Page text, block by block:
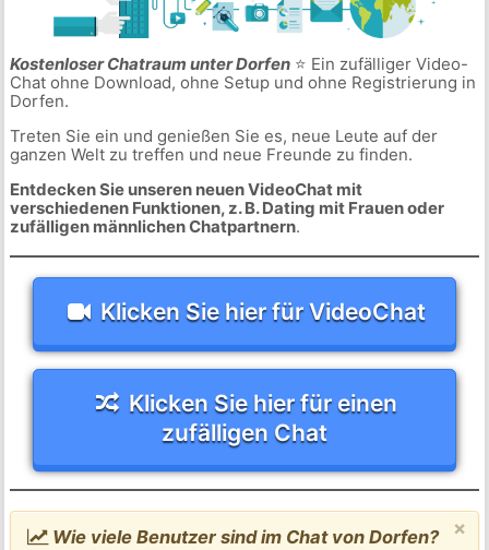
Kostenloser Chatraum unter Dorfen⭐ Ein zufälliger Video-
Chat ohne Download, ohne Setup und ohne Registrierung in
Dorfen.
Treten Sie ein und genießen Sie es, neue Leute auf der
ganzen Welt zu treffen und neue Freunde zu finden.
Entdecken Sie unseren neuen VideoChat mit
verschiedenen Funktionen, z. B. Dating mit Frauen oder
zufälligen männlichen Chatpartnern.
Klicken Sie hier für VideoChat
Klicken Sie hier für einen
zufälligen Chat
×
Wie viele Benutzer sind im Chat von Dorfen?